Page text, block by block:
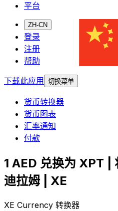
平台
ZH-CN
登录
注册
帮助
下载此应用
切换菜单
货币转换器
货币图表
汇率通知
付款
1 AED 兑换为 XPT |
迪拉姆 | XE
XE Currency 转换器